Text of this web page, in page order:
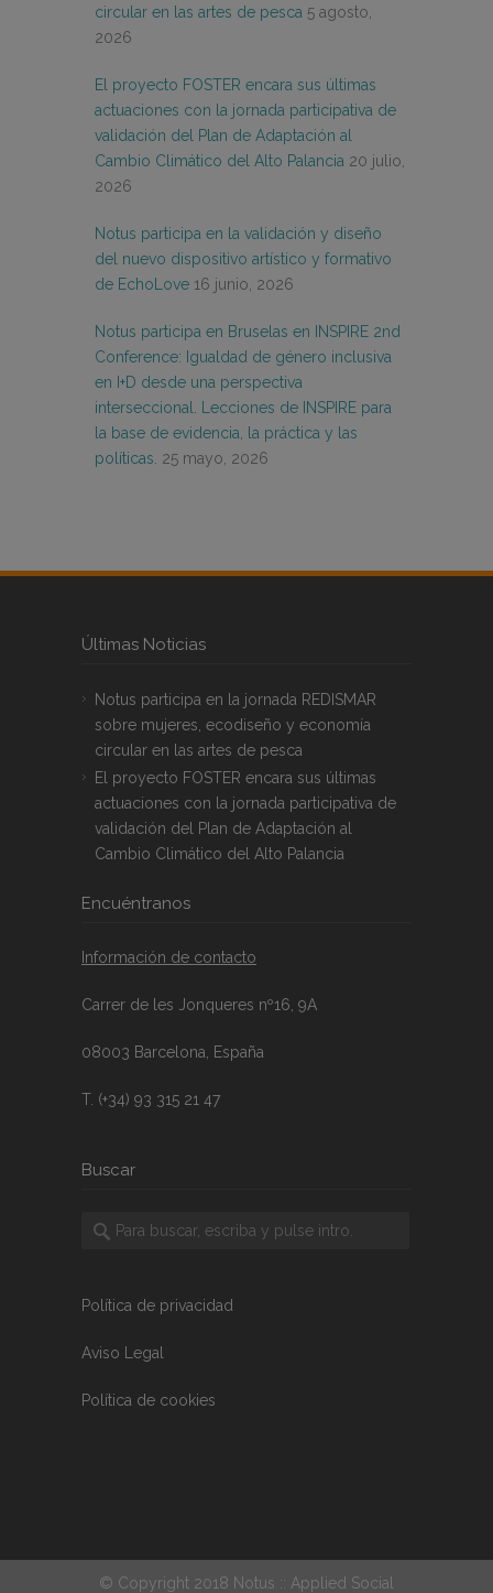
circular en las artes de pesca 5 agosto,
2026
El proyecto FOSTER encara sus últimas
actuaciones con la jornada participativa de
validación del Plan de Adaptación al
Cambio Climático del Alto Palancia 20 julio,
2026
Notus participa en la validación y diseño
del nuevo dispositivo artístico y formativo
de EchoLove 16 junio, 2026
Notus participa en Bruselas en INSPIRE 2nd
Conference: Igualdad de género inclusiva
en I+D desde una perspectiva
interseccional. Lecciones de INSPIRE para
la base de evidencia, la práctica y las
políticas. 25 mayo, 2026
Últimas Noticias
Notus participa en la jornada REDISMAR
sobre mujeres, ecodiseño y economía
circular en las artes de pesca
El proyecto FOSTER encara sus últimas
actuaciones con la jornada participativa de
validación del Plan de Adaptación al
Cambio Climático del Alto Palancia
Encuéntranos
Información de contacto
Carrer de les Jonqueres nº16, 9A
08003 Barcelona, España
T. (+34) 93 315 21 47
Buscar
Política de privacidad
Aviso Legal
Política de cookies
© Copyright 2018 Notus :: Applied Social